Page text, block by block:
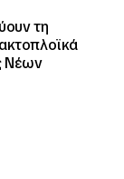
τη
Νέων